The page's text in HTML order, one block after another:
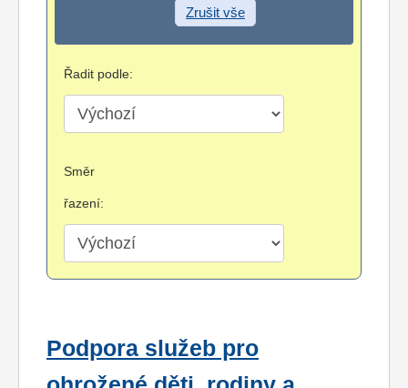
Zrušit vše
Řadit podle:
Směr
řazení:
Podpora služeb pro